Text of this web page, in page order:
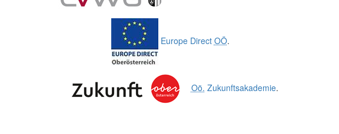
Europe Direct OÖ.
Oö. Zukunftsakademie.